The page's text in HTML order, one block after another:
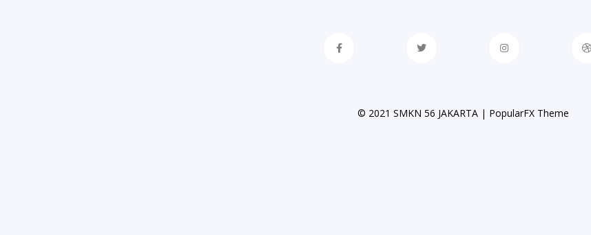
© 2021 SMKN 56 JAKARTA | PopularFX Theme